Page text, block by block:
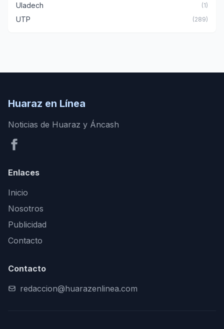
Uladech (1)
UTP (289)
Huaraz en Línea
Noticias de Huaraz y Áncash
Enlaces
Inicio
Nosotros
Publicidad
Contacto
Contacto
redaccion@huarazenlinea.com